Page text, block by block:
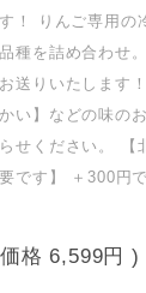
！ りんご専用の
種を詰め合わせ
送りいたします
い】などの味の
せください。 【
です】 ＋300円で
格 6,599円 )